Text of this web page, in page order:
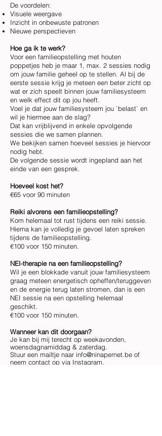
De voordelen:
Visuele weergave
Inzicht in onbewuste patronen
Nieuwe perspectieven
Hoe ga ik te werk?
Voor een familieopstelling met houten
poppetjes heb je maar 1, max. 2 sessies nodig
om jouw familie geheel op te stellen. Al bij de
eerste sessie krijg je meteen een beter zicht op
wat er zich speelt binnen jouw familiesysteem
en welk effect dit op jou heeft.
Voel je dat jouw familiesysteem jou `belast` en
wil je hiermee aan de slag?
Dat kan vrijblijvend in enkele opvolgende
sessies die we samen plannen.
We bekijken samen hoeveel sessies je hiervoor
nodig hebt.
De volgende sessie wordt ingepland aan het
einde van een gesprek.
Hoeveel kost het?
€65 voor 90 minuten
Reiki alvorens een familieopstelling?
Kom helemaal tot rust tijdens een reiki sessie.
Hierna kan je volledig je gevoel laten spreken
tijdens de familieopstelling.
€100 voor 150 minuten.
NEI-therapie na een familieopstelling?
Wil je een blokkade vanuit jouw familiesysteem
graag meteen energetisch opheffen/teruggeven
en de energie terug laten stromen, dan is een
NEI sessie na een opstelling helemaal
geschikt.
€100 voor 150 minuten.
Wanneer kan dit doorgaan?
Je kan bij mij terecht op weekavonden,
woensdagnamiddag & zaterdag.
Stuur een mailtje naar info@ninapernet.be of
neem contact op via Instagram.